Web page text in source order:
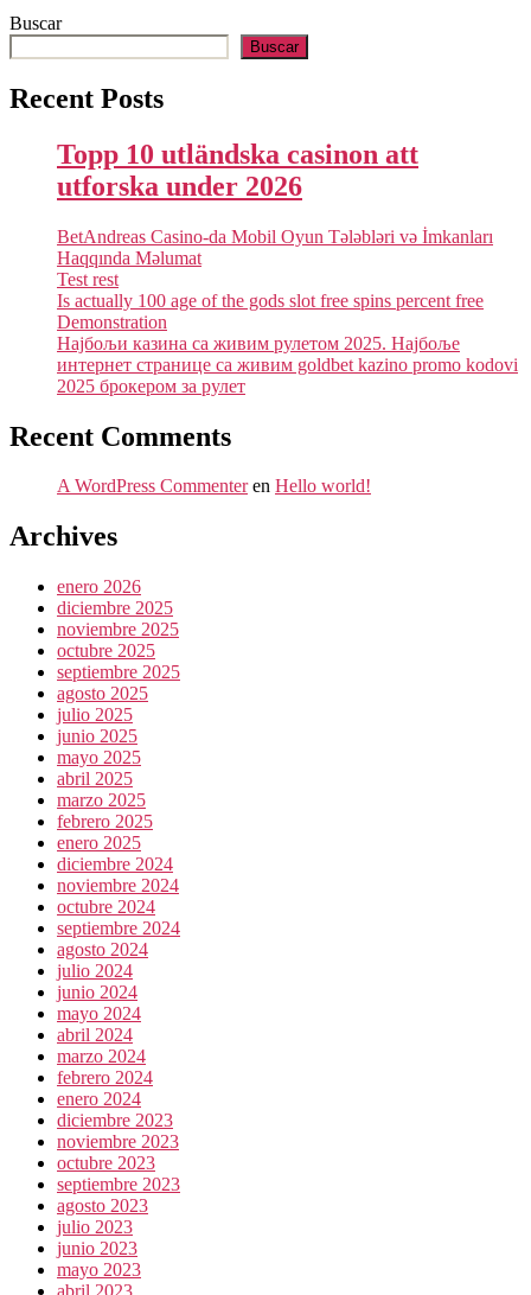
Buscar
Buscar
Recent Posts
Topp 10 utländska casinon att
utforska under 2026
BetAndreas Casino-da Mobil Oyun Tələbləri və İmkanları
Haqqında Məlumat
Test rest
Is actually 100 age of the gods slot free spins percent free
Demonstration
Најбољи казина са живим рулетом 2025. Најбоље
интернет странице са живим goldbet kazino promo kodovi
2025 брокером за рулет
Recent Comments
A WordPress Commenteren Hello world!
Archives
enero 2026
diciembre 2025
noviembre 2025
octubre 2025
septiembre 2025
agosto 2025
julio 2025
junio 2025
mayo 2025
abril 2025
marzo 2025
febrero 2025
enero 2025
diciembre 2024
noviembre 2024
octubre 2024
septiembre 2024
agosto 2024
julio 2024
junio 2024
mayo 2024
abril 2024
marzo 2024
febrero 2024
enero 2024
diciembre 2023
noviembre 2023
octubre 2023
septiembre 2023
agosto 2023
julio 2023
junio 2023
mayo 2023